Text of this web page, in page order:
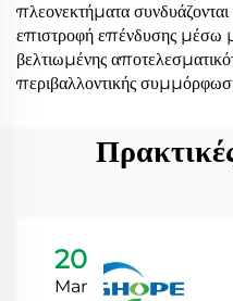
πλεονεκτήματα
επιστροφή επένδυσης μέσω
βελτιωμένης
περιβαλλοντικής
20
Mar